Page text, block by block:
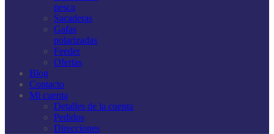
pesca
Sacaderas
Gafas
polarizadas
Feeder
Ofertas
Blog
Contacto
Mi cuenta
Detalles de la cuenta
Pedidos
Direcciones